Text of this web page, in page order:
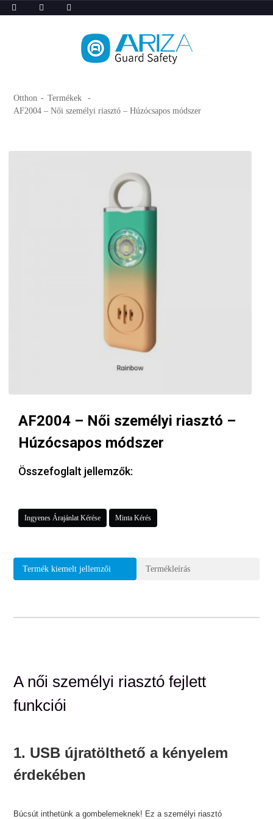
Otthon
Termékek
AF2004 – Női személyi riasztó – Húzócsapos módszer
AF2004 – Női személyi riasztó –
Húzócsapos módszer
Összefoglalt jellemzők:
Ingyenes Árajánlat Kérése Minta Kérés
Termék kiemelt jellemzői Termékleírás
A női személyi riasztó fejlett
funkciói
1. USB újratölthető a kényelem
érdekében
Búcsút inthetünk a gombelemeknek! Ez a személyi riasztó